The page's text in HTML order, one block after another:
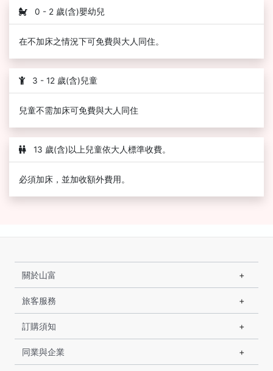
0 - 2 歲(含)嬰幼兒
在不加床之情況下可免費與大人同住。
3 - 12 歲(含)兒童
兒童不需加床可免費與大人同住
13 歲(含)以上兒童依大人標準收費。
必須加床，並加收額外費用。
關於山富
旅客服務
訂購須知
同業與企業